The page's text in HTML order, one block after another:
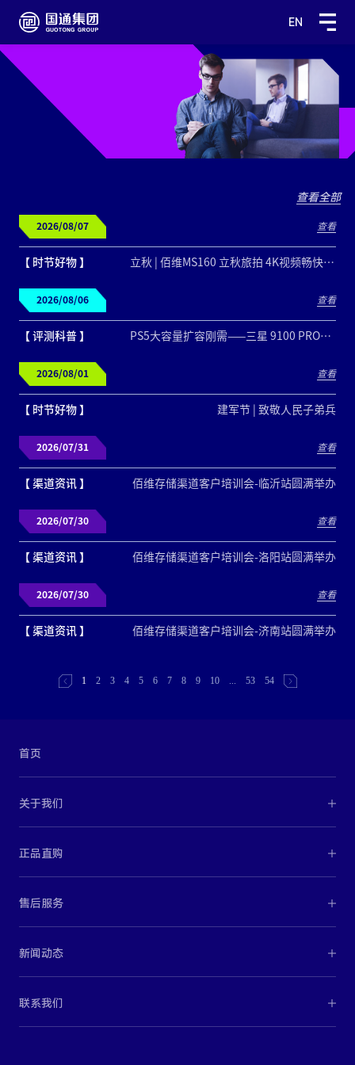
EN
查看全部
2026/08/07 查看
【 时节好物 】 立秋 | 佰维MS160 立秋旅拍 4K视频畅快存储
2026/08/06 查看
【 评测科普 】 PS5大容量扩容刚需——三星 9100 PRO固态硬盘
2026/08/01 查看
【 时节好物 】 建军节 | 致敬人民子弟兵
2026/07/31 查看
【 渠道资讯 】 佰维存储渠道客户培训会-临沂站圆满举办
2026/07/30 查看
【 渠道资讯 】 佰维存储渠道客户培训会-洛阳站圆满举办
2026/07/30 查看
【 渠道资讯 】 佰维存储渠道客户培训会-济南站圆满举办
1 2 3 4 5 6 7 8 9 10 ... 53 54
首页
关于我们
正品直购
售后服务
新闻动态
联系我们